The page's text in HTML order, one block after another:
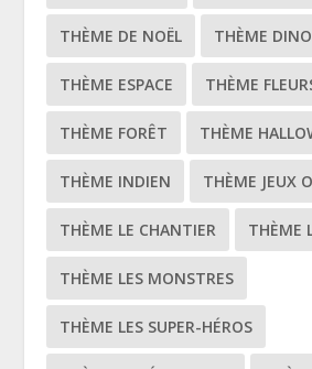
THÈME DE NOËL THÈME
THÈME ESPACE THÈME
THÈME FORÊT THÈME
THÈME INDIEN THÈME JEUX
THÈME LE CHANTIER THÈME
THÈME LES MONSTRES
THÈME LES SUPER-HÉROS